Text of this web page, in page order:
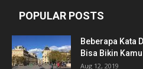
POPULAR POSTS
Beberapa Kata
Bisa Bikin
Aug 12, 2019